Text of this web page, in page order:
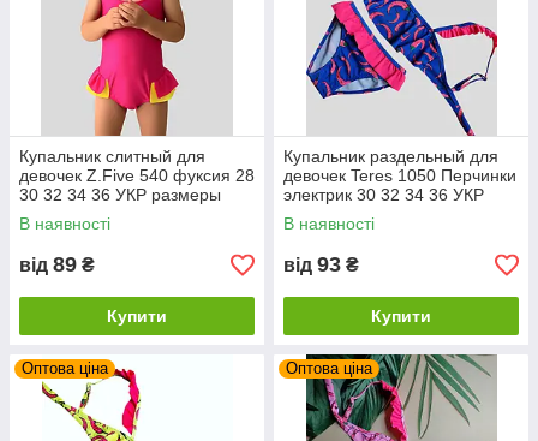
Купальник слитный для
девочек Z.Five 540 фуксия 28
30 32 34 36 УКР размеры
В наявності
від 89 ₴
Купити
Купальник раздельный для
девочек Teres 1050 Перчинки
электрик 30 32 34 36 УКР
размеры
В наявності
від 93 ₴
Купити
Оптова ціна Оптова ціна